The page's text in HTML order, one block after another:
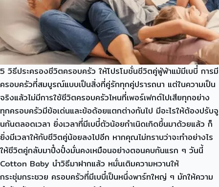
5 วิธีประครองชีวิตครอบครัว ให้โปรโมชั่นชีวิตคู่ฟู่ฟ่าแม้มีเบบี๋ การมี
ครอบครัวที่สมบูรณ์แบบเป็นสิ่งที่คู่รักทุกคู่ปรารถนา แต่ในความเป็น
จริงแล้วไม่มีการใช้ชีวิตครอบครัวไหนที่เพอร์เฟกต์ไปเสียทุกอย่าง
ทุกครอบครัวมีข้อเด่นและข้อด้อยแตกต่างกันไป มีอะไรให้ต้องปรับจู
นกันตลอดเวลา ยิ่งเวลาที่มีเบบี๋ตัวน้อยกำเนิดเกิดขึ้นมาด้วยแล้ว ก็
ยิ่งมีเวลาให้กับชีวิตคู่น้อยลงไปอีก หากคุณไม่ทราบว่าจะทำอย่างไร
ให้ชีวิตคู่กลับมาปึ๋งปั๋งมั่นคงเหมือนอย่างตอนคบกันแรก ๆ วันนี้
Cotton Baby นำวิธีมาฝากแล้ว หมั่นเติมความหวานให้
กระชุ่มกระชวย ครอบครัวที่มีเบบี๋เป็นหนึ่งพาร์ทใหญ่ ๆ มักให้ความ